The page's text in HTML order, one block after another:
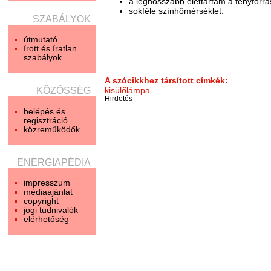
SZABÁLYOK
útmutató
írott és íratlan
szabályok
KÖZÖSSÉG
belépés és
regisztráció
közreműködők
ENERGIAPÉDIA
impresszum
médiaajánlat
copyright
jogi tudnivalók
elérhetőség
sokféle színhőmérséklet.
A szócikkhez társított címkék:
kisülőlámpa
Hirdetés